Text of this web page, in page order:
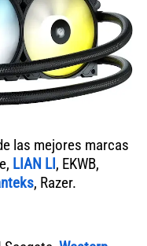
las mejores marcas
LIAN LI, EKWB,
, Razer.